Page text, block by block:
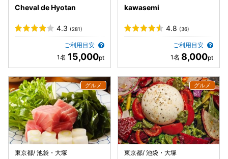
Cheval de Hyotan
4.3 (281)
ご利用目安
15,000
kawasemi
4.8 (36)
ご利用目安
8,000
東京都/ 池袋・大塚 東京都/ 池袋・大塚